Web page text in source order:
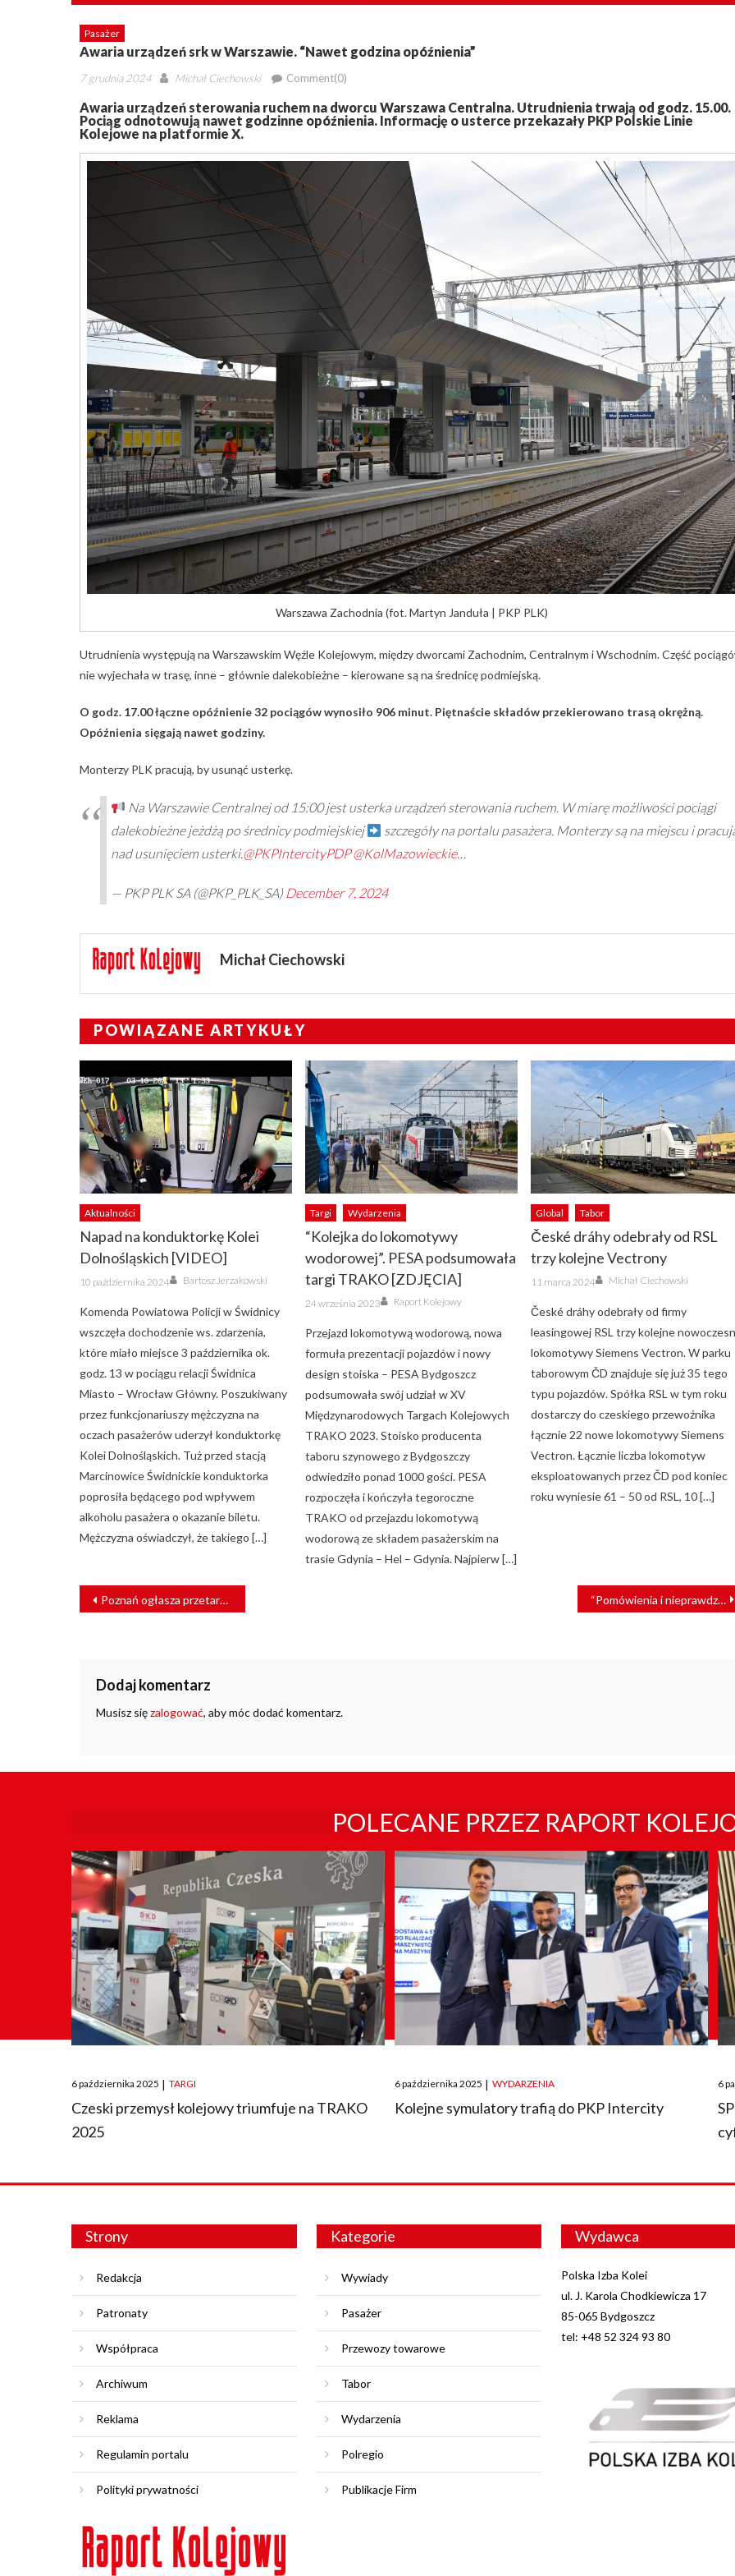
Pasażer
Awaria urządzeń srk w Warszawie. “Nawet godzina opóźnienia”
Posted
7 grudnia 2024 Author
Michał Ciechowski Comment(0)
Awaria urządzeń sterowania ruchem na dworcu Warszawa Centralna. Utrudnienia trwają od godz. 15.00.
Pociąg odnotowują nawet godzinne opóźnienia. Informację o usterce przekazały PKP Polskie Linie
Kolejowe na platformie X.
Warszawa Zachodnia (fot. Martyn Janduła | PKP PLK)
Utrudnienia występują na Warszawskim Węźle Kolejowym, między dworcami Zachodnim, Centralnym i Wschodnim. Część
nie wyjechała w trasę, inne – głównie dalekobieżne – kierowane są na średnicę podmiejską.
O godz. 17.00 łączne opóźnienie 32 pociągów wynosiło 906 minut. Piętnaście składów przekierowano trasą okrężną.
Opóźnienia sięgają nawet godziny.
Monterzy PLK pracują, by usunąć usterkę.
Na Warszawie Centralnej od 15:00 jest usterka urządzeń sterowania ruchem. W miarę możliwości pociągi
dalekobieżne jeżdżą po średnicy podmiejskiej
szczegóły na portalu pasażera. Monterzy są na miejscu i
nad usunięciem usterki.@PKPIntercityPDP @KolMazowieckie…
— PKP PLK SA (@PKP_PLK_SA) December 7, 2024
Michał Ciechowski
POWIĄZANE ARTYKUŁY
Aktualności
Napad na konduktorkę Kolei
Dolnośląskich [VIDEO]
Posted
on
10 października 2024 Author
Bartosz Jerzakowski
Komenda Powiatowa Policji w Świdnicy
wszczęła dochodzenie ws. zdarzenia,
które miało miejsce 3 października ok.
godz. 13 w pociągu relacji Świdnica
Miasto – Wrocław Główny. Poszukiwany
przez funkcjonariuszy mężczyzna na
oczach pasażerów uderzył konduktorkę
Kolei Dolnośląskich. Tuż przed stacją
Marcinowice Świdnickie konduktorka
poprosiła będącego pod wpływem
alkoholu pasażera o okazanie biletu.
Mężczyzna oświadczył, że takiego […]
Targi Wydarzenia
“Kolejka do lokomotywy
wodorowej”. PESA podsumowała
targi TRAKO [ZDJĘCIA]
Posted
on
24 września 2023 Author
Raport Kolejowy
Przejazd lokomotywą wodorową, nowa
formuła prezentacji pojazdów i nowy
design stoiska – PESA Bydgoszcz
podsumowała swój udział w XV
Międzynarodowych Targach Kolejowych
TRAKO 2023. Stoisko producenta
taboru szynowego z Bydgoszczy
odwiedziło ponad 1000 gości. PESA
rozpoczęła i kończyła tegoroczne
TRAKO od przejazdu lokomotywą
wodorową ze składem pasażerskim na
trasie Gdynia – Hel – Gdynia. Najpierw […]
Global Tabor
České dráhy odebrały od RSL
trzy kolejne Vectrony
Posted
on
11 marca 2024 Author
Michał Ciechowski
České dráhy odebrały od firmy
leasingowej RSL trzy kolejne
lokomotywy Siemens Vectron. W parku
taborowym ČD znajduje się już 35 tego
typu pojazdów. Spółka RSL w tym roku
dostarczy do czeskiego przewoźnika
łącznie 22 nowe lokomotywy Siemens
Vectron. Łącznie liczba lokomotyw
eksploatowanych przez ČD pod koniec
roku wyniesie 61 – 50 od RSL, 10 […]
NAWIGACJA
WPISU
Poznań ogłasza przetarg na nową linią tramwajową “Pomówienia i nieprawdziwe informacje”. PKP Intercity wydało komunikat
Dodaj komentarz
Musisz sięzalogować, aby móc dodać komentarz.
POLECANE PRZEZ RAPORT
Posted
on
6 października 2025 | TARGI
Czeski przemysł kolejowy triumfuje na TRAKO
2025
Posted
on
6 października 2025 | WYDARZENIA
Kolejne symulatory trafią do PKP Intercity
on
6
Strony
Redakcja
Patronaty
Współpraca
Archiwum
Reklama
Regulamin portalu
Polityki prywatności
Kategorie
Wywiady
Pasażer
Przewozy towarowe
Tabor
Wydarzenia
Polregio
Publikacje Firm
Wydawca
Polska Izba Kolei
ul. J. Karola Chodkiewicza 17
85-065 Bydgoszcz
tel: +48 52 324 93 80